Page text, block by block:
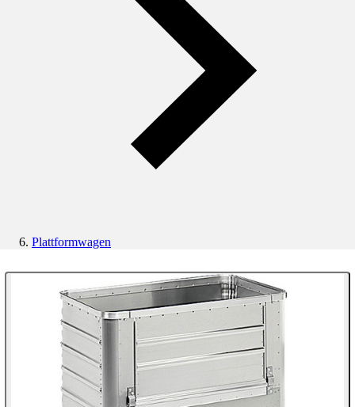
Plattformwagen